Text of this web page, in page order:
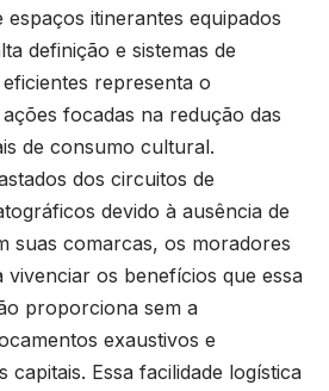
espaços itinerantes equipados
definição e sistemas de
representa o
focadas na redução das
de consumo cultural.
dos circuitos de
devido à ausência de
suas comarcas, os moradores
vivenciar os benefícios que essa
proporciona sem a
exaustivos e
capitais. Essa facilidade logística